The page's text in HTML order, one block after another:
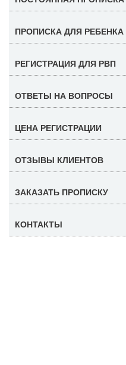
ПРОПИСКА ДЛЯ РЕБЕНКА
РЕГИСТРАЦИЯ ДЛЯ РВП
ОТВЕТЫ НА ВОПРОСЫ
ЦЕНА РЕГИСТРАЦИИ
ОТЗЫВЫ КЛИЕНТОВ
ЗАКАЗАТЬ ПРОПИСКУ
КОНТАКТЫ